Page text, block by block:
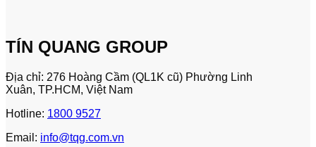
TÍN QUANG GROUP
Địa chỉ: 276 Hoàng Cầm (QL1K cũ) Phường Linh
Xuân, TP.HCM, Việt Nam
Hotline: 1800 9527
Email: info@tqg.com.vn